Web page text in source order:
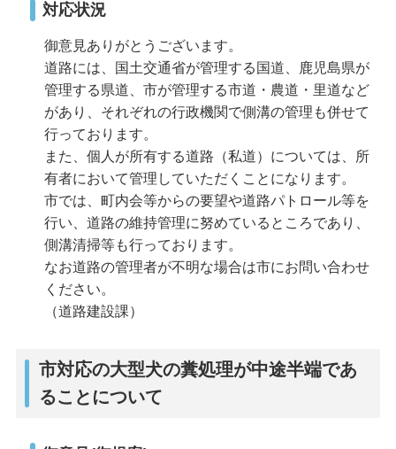
対応状況
御意見ありがとうございます。
道路には、国土交通省が管理する国道、鹿児島県が
管理する県道、市が管理する市道・農道・里道など
があり、それぞれの行政機関で側溝の管理も併せて
行っております。
また、個人が所有する道路（私道）については、所
有者において管理していただくことになります。
市では、町内会等からの要望や道路パトロール等を
行い、道路の維持管理に努めているところであり、
側溝清掃等も行っております。
なお道路の管理者が不明な場合は市にお問い合わせ
ください。
（道路建設課）
市対応の大型犬の糞処理が中途半端であ
ることについて